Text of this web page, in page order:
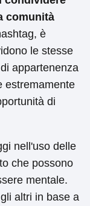
comunità
è
le stesse
appartenenza
estremamente
di
nell'uso delle
che possono
mentale.
altri in base a